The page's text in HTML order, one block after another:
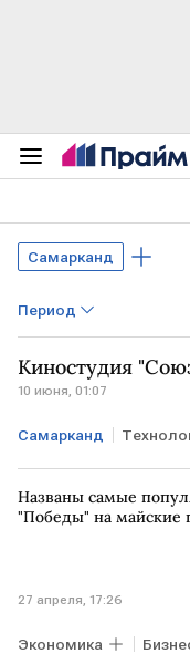
Самарканд
Период
Киностудия
10 июня, 01:07
Самарканд
МОСКВА РФ
Никита Михалков
Названы самые
"Победы" на майские
27 апреля, 17:26
Экономика